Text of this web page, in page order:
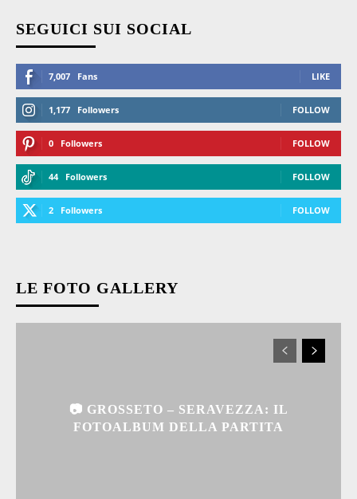
SEGUICI SUI SOCIAL
7,007 Fans LIKE
1,177 Followers FOLLOW
0 Followers FOLLOW
44 Followers FOLLOW
2 Followers FOLLOW
LE FOTO GALLERY
📷 GROSSETO – SERAVEZZA: IL
FOTOALBUM DELLA PARTITA